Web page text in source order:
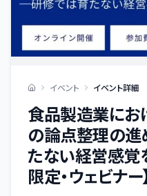
イベント イベント詳細
食品製造業にお
の論点整理の
たない経営感覚
限定・ウェビナー】